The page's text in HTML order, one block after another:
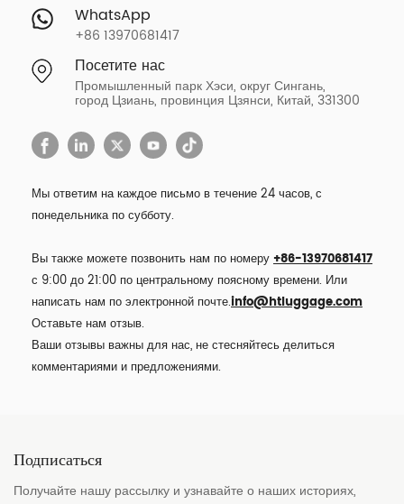
WhatsApp
+86 13970681417
Посетите нас
Промышленный парк Хэси, округ Сингань,
город Цзиань, провинция Цзянси, Китай, 331300
Мы ответим на каждое письмо в течение 24 часов, с
понедельника по субботу.
Вы также можете позвонить нам по номеру+86-13970681417
с 9:00 до 21:00 по центральному поясному времени. Или
написать нам по электронной почте.info@htluggage.com
Оставьте нам отзыв.
Ваши отзывы важны для нас, не стесняйтесь делиться
комментариями и предложениями.
Подписаться
Получайте нашу рассылку и узнавайте о наших историях,